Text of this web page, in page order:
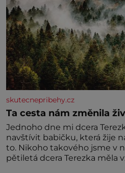
skutecnepribehy.cz
Ta cesta nám změnila
Jednoho dne mi dcera
navštívit babičku, která žije
to. Nikoho takového jsme v
pětiletá dcera Terezka měla